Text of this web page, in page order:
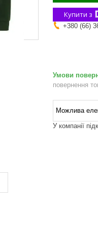
Купити з
+380 (66)
повернення
У компанії